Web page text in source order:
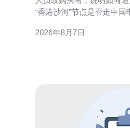
“香港沙河”节点是否走中
断言，提供操作步骤与解读
2026年8月7日